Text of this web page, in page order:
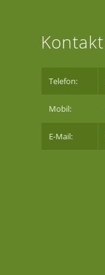
Kontakt
Telefon:
Mobil:
E-Mail: